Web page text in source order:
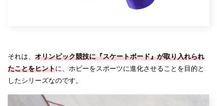
それは、 オリンピック競技に『スケートボード』が取り入れられ
たことをヒントに、ホビーをスポーツに進化させることを目的と
したシリーズなのです。